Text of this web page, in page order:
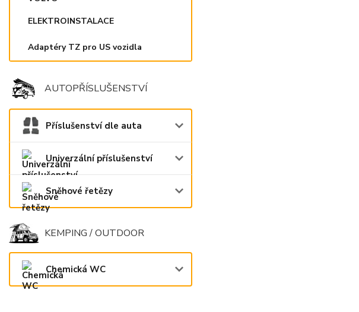
ELEKTROINSTALACE
Adaptéry TZ pro US vozidla
AUTOPŘÍSLUŠENSTVÍ
Příslušenství dle auta
Univerzální příslušenství
Sněhové řetězy
KEMPING / OUTDOOR
Chemická WC